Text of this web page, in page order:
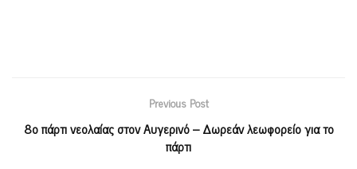
Previous Post
8ο πάρτι νεολαίας στον Αυγερινό – Δωρεάν λεωφορείο για το
πάρτι